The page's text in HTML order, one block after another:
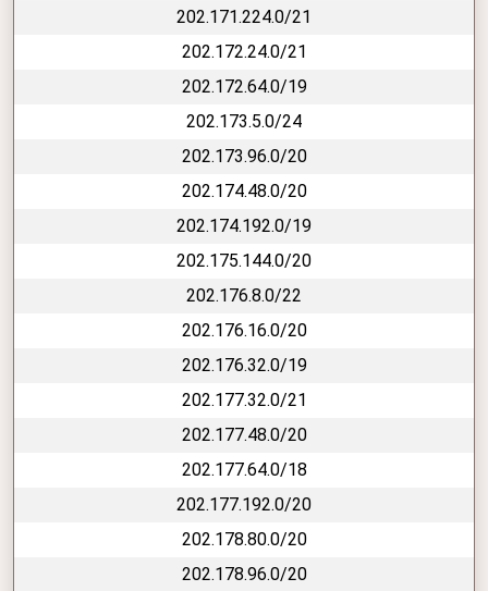
202.171.224.0/21
202.172.24.0/21
202.172.64.0/19
202.173.5.0/24
202.173.96.0/20
202.174.48.0/20
202.174.192.0/19
202.175.144.0/20
202.176.8.0/22
202.176.16.0/20
202.176.32.0/19
202.177.32.0/21
202.177.48.0/20
202.177.64.0/18
202.177.192.0/20
202.178.80.0/20
202.178.96.0/20